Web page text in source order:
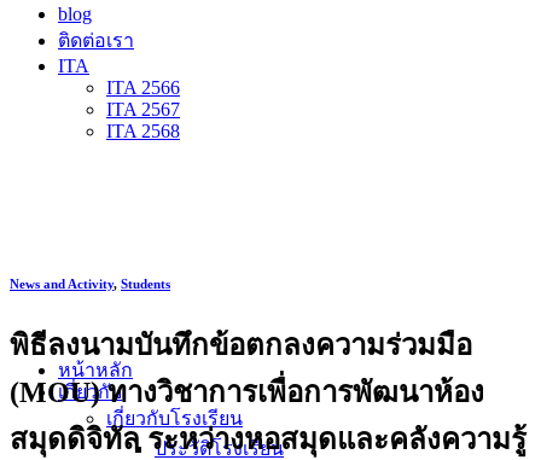
blog
ติดต่อเรา
ITA
ITA 2566
ITA 2567
ITA 2568
หน้าหลัก
เกี่ยวกับ
เกี่ยวกับโรงเรียน
ประวัติโรงเรียน
News and Activity, Students
พิธีลงนามบันทึกข้อตกลงความร่วมมือ
(MOU) ทางวิชาการเพื่อการพัฒนาห้อง
สมุดดิจิทัล ระหว่างหอสมุดและคลังความรู้